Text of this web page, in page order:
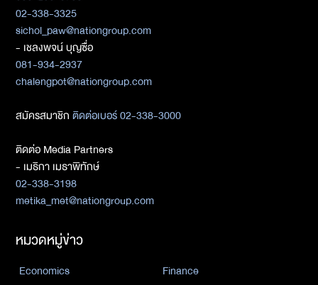
02-338-3325
sichol_paw@nationgroup.com
- เชลงพจน์ บุญซื่อ
081-934-2937
chalengpot@nationgroup.com
สมัครสมาชิกติดต่อเบอร์ 02-338-3000
ติดต่อ Media Partners
- เมธิกา เมธาพิทักษ์
02-338-3198
metika_met@nationgroup.com
หมวดหมู่ข่าว
Economics
Finance